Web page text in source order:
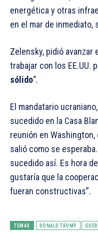
energética y otras
en el mar de inmediato,
Zelensky, pidió
trabajar con los EE.UU.
sólido“.
El mandatario
sucedido en la Casa
reunión en Washington,
salió como se
sucedido así. Es hora
gustaría que la
fueran constructivas”.
TEMAS DONALD TRUMP